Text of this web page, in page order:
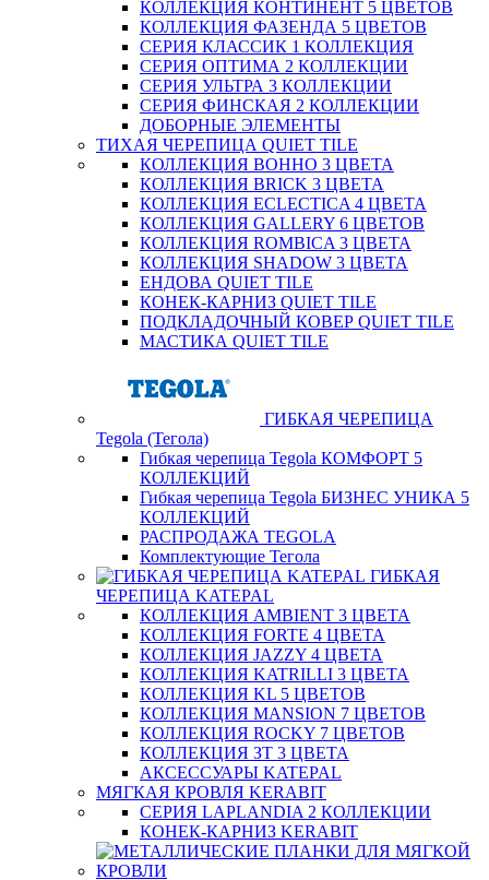
КОЛЛЕКЦИЯ КОНТИНЕНТ 5 ЦВЕТОВ
КОЛЛЕКЦИЯ ФАЗЕНДА 5 ЦВЕТОВ
СЕРИЯ КЛАССИК 1 КОЛЛЕКЦИЯ
СЕРИЯ ОПТИМА 2 КОЛЛЕКЦИИ
СЕРИЯ УЛЬТРА 3 КОЛЛЕКЦИИ
СЕРИЯ ФИНСКАЯ 2 КОЛЛЕКЦИИ
ДОБОРНЫЕ ЭЛЕМЕНТЫ
ТИХАЯ ЧЕРЕПИЦА QUIET TILE
КОЛЛЕКЦИЯ BOHHO 3 ЦВЕТА
КОЛЛЕКЦИЯ BRICK 3 ЦВЕТА
КОЛЛЕКЦИЯ ECLECTICA 4 ЦВЕТА
КОЛЛЕКЦИЯ GALLERY 6 ЦВЕТОВ
КОЛЛЕКЦИЯ ROMBICA 3 ЦВЕТА
КОЛЛЕКЦИЯ SHADOW 3 ЦВЕТА
ЕНДОВА QUIET TILE
КОНЕК-КАРНИЗ QUIET TILE
ПОДКЛАДОЧНЫЙ КОВЕР QUIET TILE
МАСТИКА QUIET TILE
ГИБКАЯ ЧЕРЕПИЦА
Tegola (Тегола)
Гибкая черепица Tegola КОМФОРТ 5
КОЛЛЕКЦИЙ
Гибкая черепица Tegola БИЗНЕС УНИКА 5
КОЛЛЕКЦИЙ
РАСПРОДАЖА TEGOLA
Комплектующие Тегола
ГИБКАЯ
ЧЕРЕПИЦА KATEPAL
КОЛЛЕКЦИЯ AMBIENT 3 ЦВЕТА
КОЛЛЕКЦИЯ FORTE 4 ЦВЕТА
КОЛЛЕКЦИЯ JAZZY 4 ЦВЕТА
КОЛЛЕКЦИЯ KATRILLI 3 ЦВЕТА
КОЛЛЕКЦИЯ KL 5 ЦВЕТОВ
КОЛЛЕКЦИЯ MANSION 7 ЦВЕТОВ
КОЛЛЕКЦИЯ ROCKY 7 ЦВЕТОВ
КОЛЛЕКЦИЯ ЗТ 3 ЦВЕТА
АКСЕССУАРЫ KATEPAL
МЯГКАЯ КРОВЛЯ KERABIT
СЕРИЯ LAPLANDIA 2 КОЛЛЕКЦИИ
КОНЕК-КАРНИЗ KERABIT